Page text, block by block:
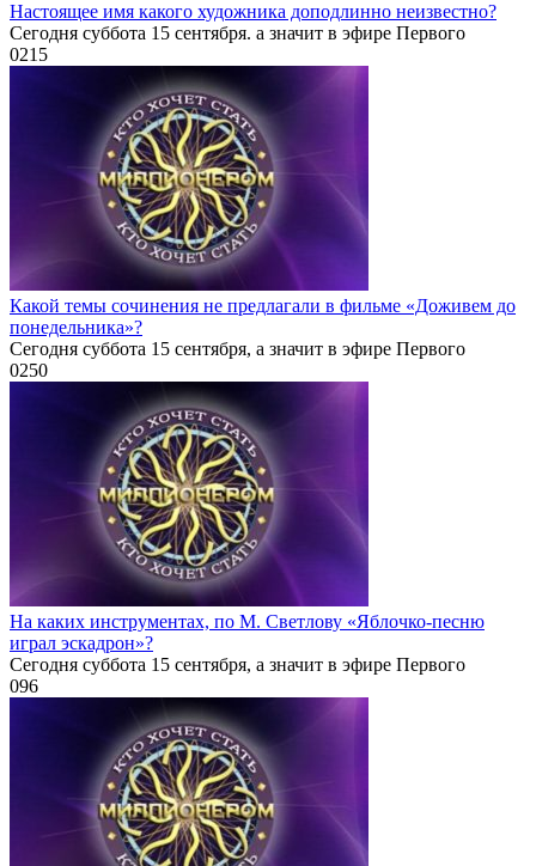
Настоящее имя какого художника доподлинно неизвестно?
Сегодня суббота 15 сентября. а значит в эфире Первого
0215
Какой темы сочинения не предлагали в фильме «Доживем до
понедельника»?
Сегодня суббота 15 сентября, а значит в эфире Первого
0250
На каких инструментах, по М. Светлову «Яблочко-песню
играл эскадрон»?
Сегодня суббота 15 сентября, а значит в эфире Первого
096